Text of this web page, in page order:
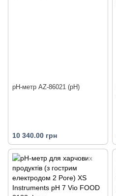
pH-метр AZ-86021 (pH)
10 340.00 грн